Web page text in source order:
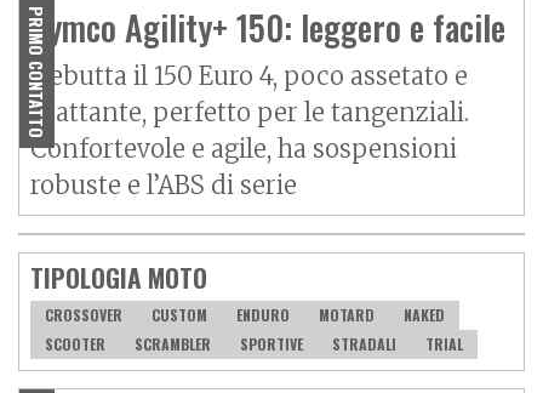
PRIMO CONTATTO
Kymco Agility+ 150: leggero e facile
Debutta il 150 Euro 4, poco assetato e
scattante, perfetto per le tangenziali.
Confortevole e agile, ha sospensioni
robuste e l’ABS di serie
TIPOLOGIA MOTO
CROSSOVER CUSTOM ENDURO MOTARD
NAKED
SCOOTER
SCRAMBLER SPORTIVE STRADALI TRIAL